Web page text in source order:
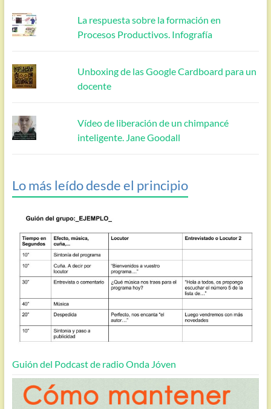
La respuesta sobre la formación en
Procesos Productivos. Infografía
Unboxing de las Google Cardboard para un
docente
Vídeo de liberación de un chimpancé
inteligente. Jane Goodall
Lo más leído desde el principio
Guión del Podcast de radio Onda Jóven